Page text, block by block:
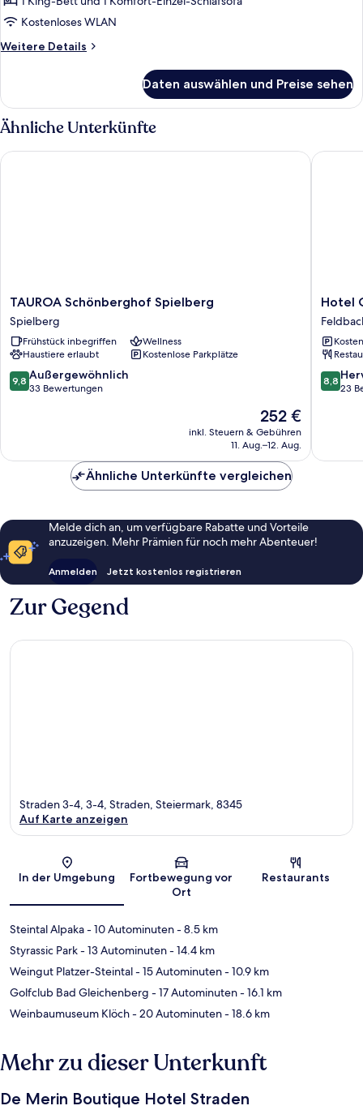
Kostenloses WLAN
Weitere Details
Weitere
Suite
Daten auswählen und Preise sehen
Ähnliche Unterkünfte
TAUROA
Schönberghof
Spielberg
Spielberg
TAUROA Schönberghof Spielberg
Spielberg
Frühstück inbegriffen
Wellness
Haustiere erlaubt
Kostenlose Parkplätze
9.8
von
9,8 Außergewöhnlich
33 Bewertungen
Der
Preis
beträgt
252 €
inkl. Steuern & Gebühren
11. Aug.–12. Aug.
TAUROA Schönberghof Spielberg
Hotel
Csejtei
Hotel
8.8
von
8,8
23
Hotel
Ähnliche Unterkünfte vergleichen
Melde dich an, um verfügbare Rabatte und Vorteile
anzuzeigen. Mehr Prämien für noch mehr Abenteuer!
Anmelden Jetzt kostenlos registrieren
Zur Gegend
Karte
Straden 3-4, 3-4, Straden, Steiermark, 8345
Auf Karte anzeigen
In der Umgebung
Fortbewegung vor
Ort
Restaurants
Steintal Alpaka- 10 Autominuten- 8.5 km
Styrassic Park- 13 Autominuten- 14.4 km
Weingut Platzer-Steintal- 15 Autominuten- 10.9 km
Golfclub Bad Gleichenberg - 17 Autominuten- 16.1 km
Weinbaumuseum Klöch- 20 Autominuten- 18.6 km
Mehr zu dieser Unterkunft
De Merin Boutique Hotel Straden